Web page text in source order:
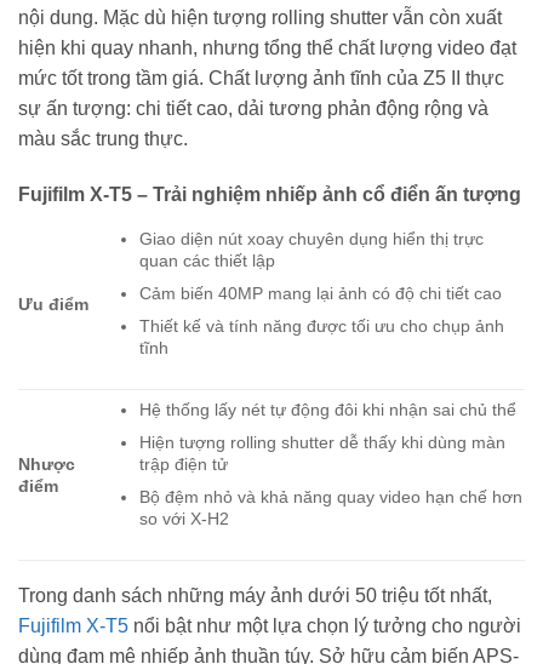
nội dung. Mặc dù hiện tượng rolling shutter vẫn còn xuất
hiện khi quay nhanh, nhưng tổng thể chất lượng video đạt
mức tốt trong tầm giá. Chất lượng ảnh tĩnh của Z5 II thực
sự ấn tượng: chi tiết cao, dải tương phản động rộng và
màu sắc trung thực.
Fujifilm X-T5 – Trải nghiệm nhiếp ảnh cổ điển ấn tượng
Ưu điểm
Giao diện nút xoay chuyên dụng hiển thị trực
quan các thiết lập
Cảm biến 40MP mang lại ảnh có độ chi tiết cao
Thiết kế và tính năng được tối ưu cho chụp ảnh
tĩnh
Nhược
điểm
Hệ thống lấy nét tự động đôi khi nhận sai chủ thể
Hiện tượng rolling shutter dễ thấy khi dùng màn
trập điện tử
Bộ đệm nhỏ và khả năng quay video hạn chế hơn
so với X-H2
Trong danh sách những máy ảnh dưới 50 triệu tốt nhất,
Fujifilm X-T5 nổi bật như một lựa chọn lý tưởng cho người
dùng đam mê nhiếp ảnh thuần túy. Sở hữu cảm biến APS-